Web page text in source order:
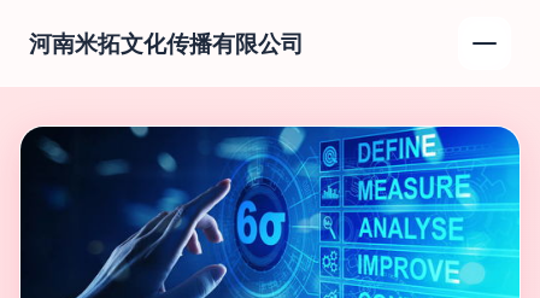
河南米拓文化传播有限公司